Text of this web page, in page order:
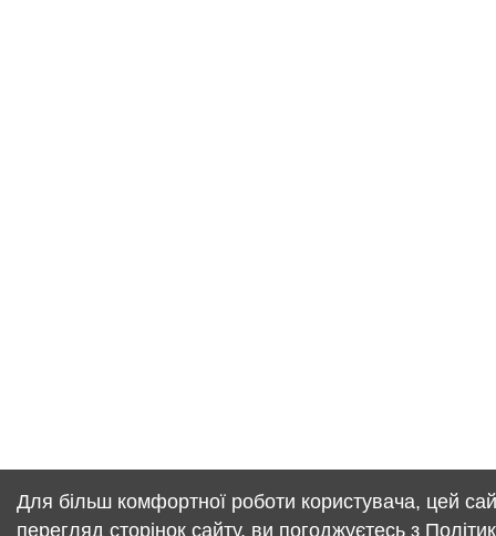
Для більш комфортної роботи користувача, цей
перегляд сторінок сайту, ви погоджуєтесь з